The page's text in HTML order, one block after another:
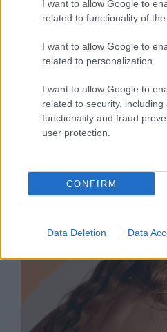
I want to allow Google to
related to functionality of
I want to allow Google to
related to personalization.
I want to allow Google to
related to security, including
functionality and fraud
user protection.
CONFIRM
Data Deletion Data
SZÉPSÉG
Zendaya rövid haja
vált álom